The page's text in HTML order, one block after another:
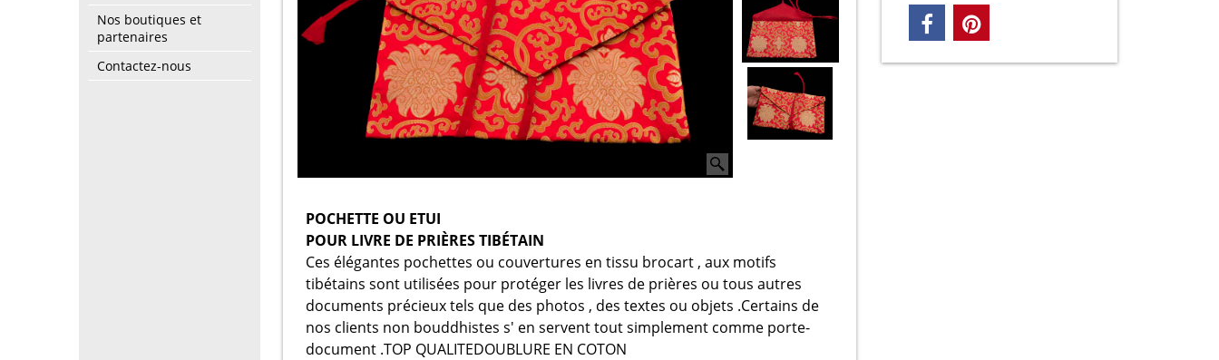
Nos boutiques et
partenaires
Contactez-nous
POCHETTE OU ETUI
POUR LIVRE DE PRIÈRES TIBÉTAIN
Ces élégantes pochettes ou couvertures en tissu brocart , aux motifs
tibétains sont utilisées pour protéger les livres de prières ou tous autres
documents précieux tels que des photos , des textes ou objets .Certains de
nos clients non bouddhistes s' en servent tout simplement comme porte-
document .TOP QUALITEDOUBLURE EN COTON